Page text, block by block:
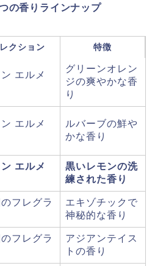
の香りラインナップ
クション 特徴
エルメ
グリーンオレン
ジの爽やかな香
り
エルメ
ルバーブの鮮や
かな香り
エルメ
黒いレモンの洗
練された香り
フレグラ
エキゾチックで
神秘的な香り
フレグラ
アジアンテイス
トの香り